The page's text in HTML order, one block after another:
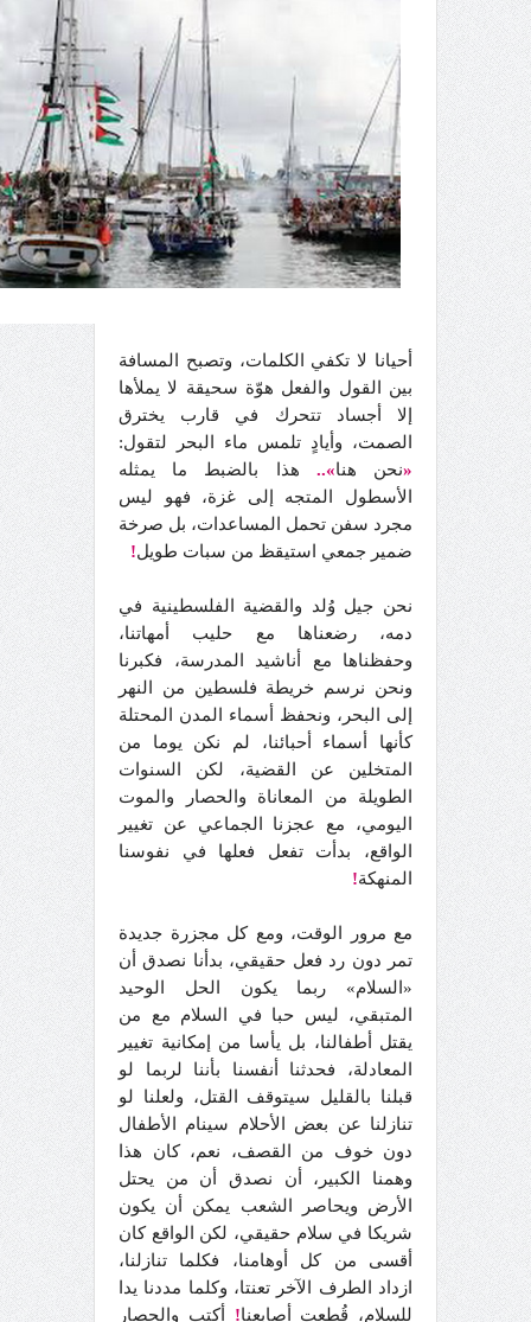
أحيانا لا تكفي الكلمات، وتصبح المسافة
بين القول والفعل هوّة سحيقة لا يملأها
إلا أجساد تتحرك في قارب يخترق
الصمت، وأيادٍ تلمس ماء البحر لتقول:
«نحن هنا».. هذا بالضبط ما يمثله
الأسطول المتجه إلى غزة، فهو ليس
مجرد سفن تحمل المساعدات، بل صرخة
ضمير جمعي استيقظ من سبات طويل!
نحن جيل وُلد والقضية الفلسطينية في
دمه، رضعناها مع حليب أمهاتنا،
وحفظناها مع أناشيد المدرسة، فكبرنا
ونحن نرسم خريطة فلسطين من النهر
إلى البحر، ونحفظ أسماء المدن المحتلة
كأنها أسماء أحبائنا، لم نكن يوما من
المتخلين عن القضية، لكن السنوات
الطويلة من المعاناة والحصار والموت
اليومي، مع عجزنا الجماعي عن تغيير
الواقع، بدأت تفعل فعلها في نفوسنا
المنهكة!
مع مرور الوقت، ومع كل مجزرة جديدة
تمر دون رد فعل حقيقي، بدأنا نصدق أن
«السلام» ربما يكون الحل الوحيد
المتبقي، ليس حبا في السلام مع من
يقتل أطفالنا، بل يأسا من إمكانية تغيير
المعادلة، فحدثنا أنفسنا بأننا لربما لو
قبلنا بالقليل سيتوقف القتل، ولعلنا لو
تنازلنا عن بعض الأحلام سينام الأطفال
دون خوف من القصف، نعم، كان هذا
وهمنا الكبير، أن نصدق أن من يحتل
الأرض ويحاصر الشعب يمكن أن يكون
شريكا في سلام حقيقي، لكن الواقع كان
أقسى من كل أوهامنا، فكلما تنازلنا،
ازداد الطرف الآخر تعنتا، وكلما مددنا يدا
للسلام، قُطعت أصابعنا! أكتب والحصار